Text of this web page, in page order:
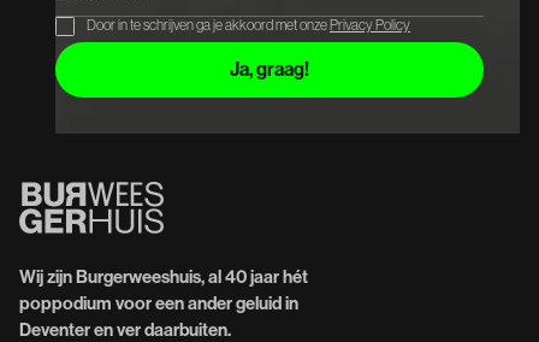
Door in te schrijven ga je akkoord met onze Privacy Policy
Wij zijn Burgerweeshuis, al 40 jaar hét
poppodium voor een ander geluid in
Deventer en ver daarbuiten.